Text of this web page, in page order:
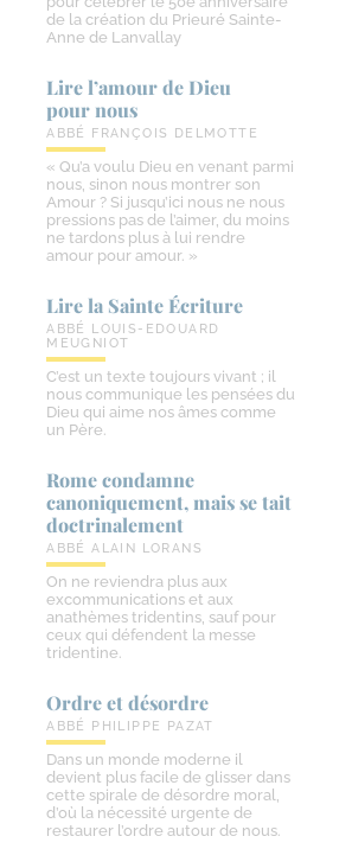
de la création du Prieuré Sainte-
Anne de Lanvallay
Lire l’amour de Dieu
pour nous
ABBÉ FRANÇOIS DELMOTTE
« Qu’a voulu Dieu en venant parmi
nous, sinon nous montrer son
Amour ? Si jusqu’ici nous ne nous
pressions pas de l’aimer, du moins
ne tardons plus à lui rendre
amour pour amour. »
Lire la Sainte Écriture
ABBÉ LOUIS-EDOUARD
MEUGNIOT
C’est un texte toujours vivant ; il
nous communique les pensées du
Dieu qui aime nos âmes comme
un Père.
Rome condamne
canoniquement, mais se tait
doctrinalement
ABBÉ ALAIN LORANS
On ne reviendra plus aux
excommunications et aux
anathèmes tridentins, sauf pour
ceux qui défendent la messe
tridentine.
Ordre et désordre
ABBÉ PHILIPPE PAZAT
Dans un monde moderne il
devient plus facile de glisser dans
cette spirale de désordre moral,
d’où la nécessité urgente de
restaurer l’ordre autour de nous.